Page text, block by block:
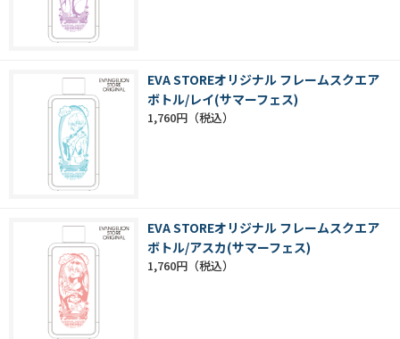
EVA STOREオリジナル フレームスクエア
ボトル/レイ(サマーフェス)
1,760円
EVA STOREオリジナル フレームスクエア
ボトル/アスカ(サマーフェス)
1,760円